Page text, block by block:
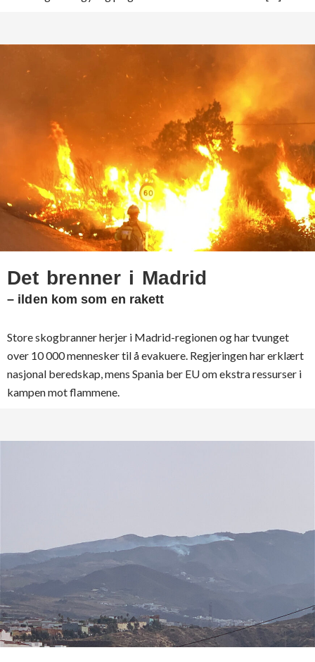
Det brenner i Madrid
– ilden kom som en rakett
Store skogbranner herjer i Madrid-regionen og har tvunget
over 10 000 mennesker til å evakuere. Regjeringen har erklært
nasjonal beredskap, mens Spania ber EU om ekstra ressurser i
kampen mot flammene.